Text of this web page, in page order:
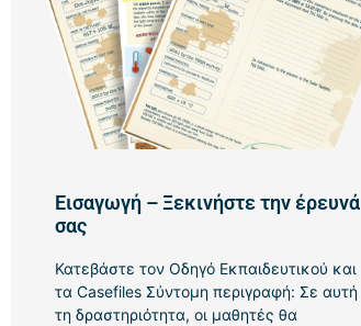
Εισαγωγή – Ξεκινήστε την έρευνά
σας
Κατεβάστε τον Οδηγό Εκπαιδευτικού και
τα Casefiles Σύντομη περιγραφή: Σε αυτή
τη δραστηριότητα, οι μαθητές θα